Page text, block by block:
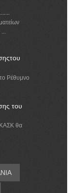
...
Ρέθυμνο
του
θα